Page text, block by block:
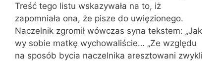
Treść tego listu wskazywała na to, iż
zapomniała ona, że pisze do uwięzionego.
Naczelnik zgromił wówczas syna tekstem: „Jak
wy sobie matkę wychowaliście… „Ze względu
na sposób bycia naczelnika aresztowani zwykli